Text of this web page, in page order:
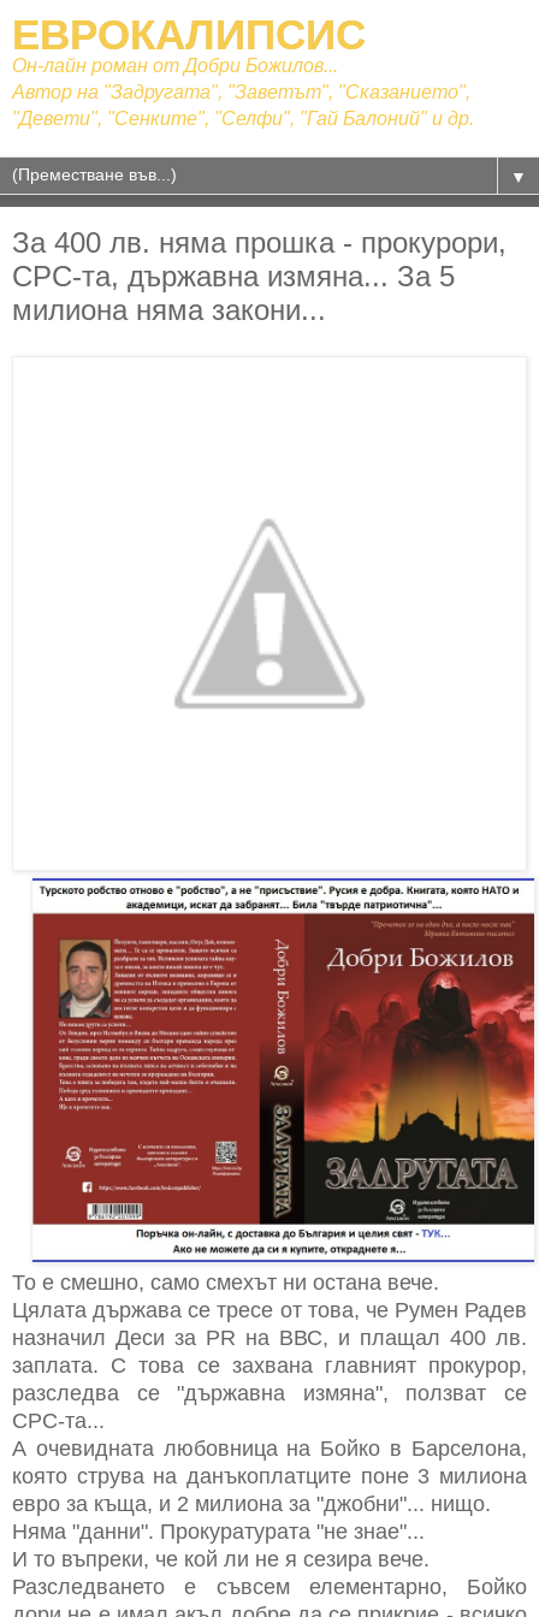
ЕВРОКАЛИПСИС
Он-лайн роман от Добри Божилов...
Автор на "Задругата", "Заветът", "Сказанието",
"Девети", "Сенките", "Селфи", "Гай Балоний" и др.
▼
За 400 лв. няма прошка - прокурори,
СРС-та, държавна измяна... За 5
милиона няма закони...
То е смешно, само смехът ни остана вече.
Цялата държава се тресе от това, че Румен Радев
назначил Деси за PR на ВВС, и плащал 400 лв.
заплата. С това се захвана главният прокурор,
разследва се "държавна измяна", ползват се
СРС-та...
А очевидната любовница на Бойко в Барселона,
която струва на данъкоплатците поне 3 милиона
евро за къща, и 2 милиона за "джобни"... нищо.
Няма "данни". Прокуратурата "не знае"...
И то въпреки, че кой ли не я сезира вече.
Разследването е съвсем елементарно, Бойко